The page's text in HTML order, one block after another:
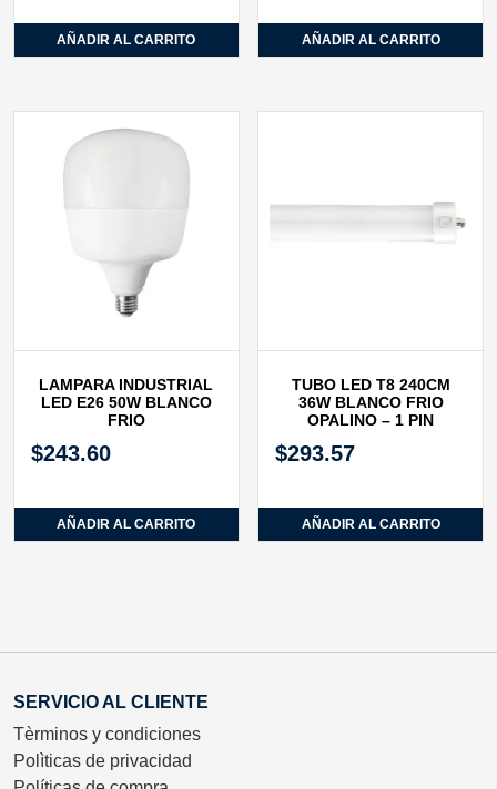
AÑADIR AL CARRITO AÑADIR AL CARRITO
LAMPARA INDUSTRIAL
LED E26 50W BLANCO
FRIO
$243.60
AÑADIR AL CARRITO
TUBO LED T8 240CM
36W BLANCO FRIO
OPALINO – 1 PIN
$293.57
AÑADIR AL CARRITO
SERVICIO AL CLIENTE
Tèrminos y condiciones
Polìticas de privacidad